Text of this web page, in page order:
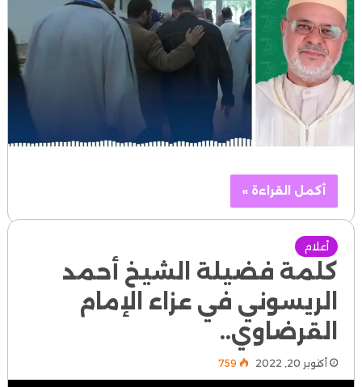
أكمل القراءة »
أعلام
كلمة فضيلة الشيخ أحمد
الريسوني في عزاء الإمام
القرضاوي..
أكتوبر 20, 2022 759